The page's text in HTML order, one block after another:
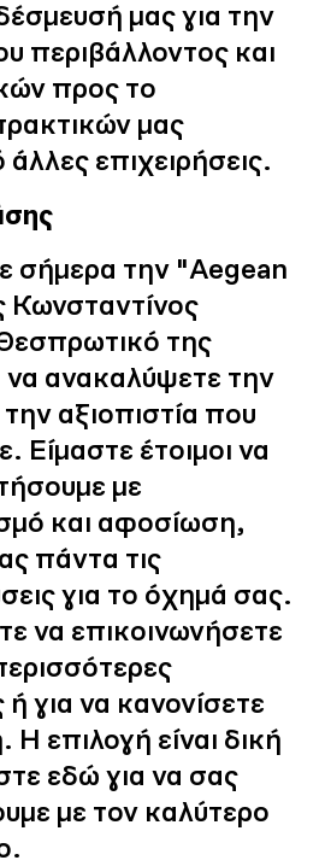
μας για την
περιβάλλοντος και
προς το
μας
άλλες επιχειρήσεις.
σήμερα την "Aegean
της
να ανακαλύψετε την
αξιοπιστία που
Είμαστε έτοιμοι να
με
και αφοσίωση,
πάντα τις
για το όχημά σας.
να επικοινωνήσετε
για να κανονίσετε
Η επιλογή είναι δική
εδώ για να σας
με τον καλύτερο